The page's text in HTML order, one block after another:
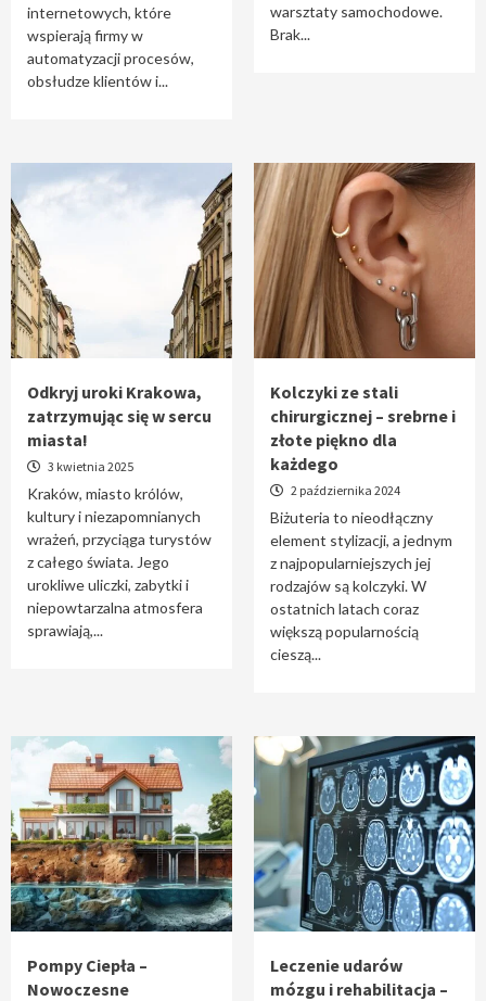
internetowych, które
wspierają firmy w
automatyzacji procesów,
obsłudze klientów i...
warsztaty samochodowe.
Brak...
Odkryj uroki Krakowa,
zatrzymując się w sercu
miasta!
3 kwietnia 2025
Kraków, miasto królów,
kultury i niezapomnianych
wrażeń, przyciąga turystów
z całego świata. Jego
urokliwe uliczki, zabytki i
niepowtarzalna atmosfera
sprawiają,...
Kolczyki ze stali
chirurgicznej – srebrne i
złote piękno dla
każdego
2 października 2024
Biżuteria to nieodłączny
element stylizacji, a jednym
z najpopularniejszych jej
rodzajów są kolczyki. W
ostatnich latach coraz
większą popularnością
cieszą...
Pompy Ciepła –
Nowoczesne
Leczenie udarów
mózgu i rehabilitacja –